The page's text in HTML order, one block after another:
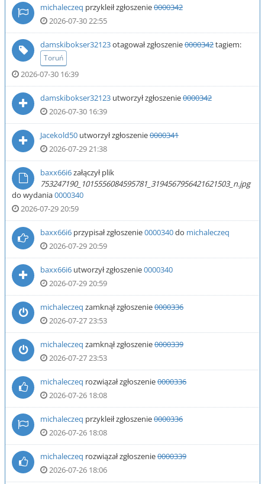
michaleczeq przykleił zgłoszenie0000342
2026-07-30 22:55
damskibokser32123otagował zgłoszenie0000342tagiem:
Toruń
2026-07-30 16:39
damskibokser32123 utworzył zgłoszenie0000342
2026-07-30 16:39
Jacekold50 utworzył zgłoszenie0000341
2026-07-29 21:38
baxx66i6załączył plik
753247190_1015556084595781_3194567956421621503_n.jpg
do wydania0000340
2026-07-29 20:59
baxx66i6 przypisał zgłoszenie0000340do michaleczeq
2026-07-29 20:59
baxx66i6 utworzył zgłoszenie0000340
2026-07-29 20:59
michaleczeq zamknął zgłoszenie0000336
2026-07-27 23:53
michaleczeq zamknął zgłoszenie0000339
2026-07-27 23:53
michaleczeq rozwiązał zgłoszenie0000336
2026-07-26 18:08
michaleczeq przykleił zgłoszenie0000336
2026-07-26 18:08
michaleczeq rozwiązał zgłoszenie0000339
2026-07-26 18:06